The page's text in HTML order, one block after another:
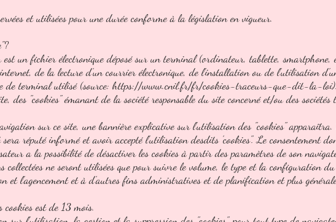
et utilisées pour une durée conforme à la législation en vigueur.
est un fichier électronique déposé sur un terminal (ordinateur, tablette,
de la lecture d'un courrier électronique, de l'installation ou de l'utilisation
de terminal utilisé (source: https://www.cnil.fr/fr/cookies-traceurs-que-dit-la-loi).
des "cookies" émanant de la société responsable du site concerné et/ou des
sur ce site, une bannière explicative sur l'utilisation des "cookies"
réputé informé et avoir accepté l'utilisation desdits 'cookies". Le consentement
a la possibilité de désactiver les cookies à partir des paramètres de son
collectées ne seront utilisées que pour suivre le volume, le type et la configuration
et l'agencement et à d'autres fins administratives et de planification et plus
est de 13 mois.